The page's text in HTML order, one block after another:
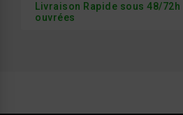
Livraison Rapide sous 48/72h
ouvrées